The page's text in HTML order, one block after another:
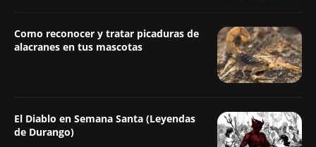
Como reconocer y tratar picaduras de
alacranes en tus mascotas
El Diablo en Semana Santa (Leyendas
de Durango)